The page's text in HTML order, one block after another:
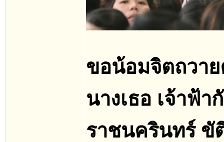
ขอน้อมจิตถวาย
นางเธอ เจ้าฟ้
ราชนครินทร์ ขั